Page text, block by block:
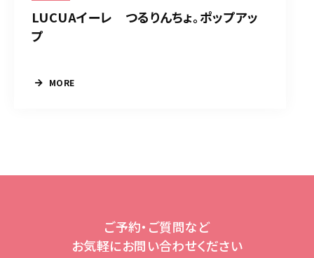
LUCUAイーレ つるりんちょ。ポップアッ
プ
MORE
ご予約・ご質問など
お気軽にお問い合わせください